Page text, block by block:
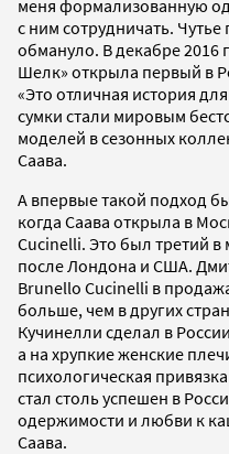
меня формализованную
с ним сотрудничать.
обмануло. В декабре 2016
Шелк» открыла первый в
«Это отличная история
сумки стали мировым
моделей в сезонных
Саава.
А впервые такой подход
когда Саава открыла в
Cucinelli. Это был третий
после Лондона и США.
Brunello Cucinelli в
больше, чем в других
Кучинелли сделал в
а на хрупкие женские
психологическая
стал столь успешен в
одержимости и любви к
Саава.